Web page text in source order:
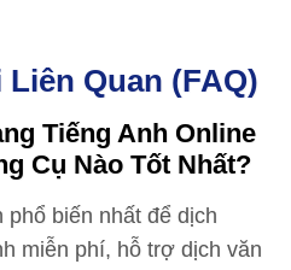
Quan (FAQ)
Tiếng Anh Online
Cụ Nào Tốt Nhất?
biến nhất để dịch
miễn phí, hỗ trợ dịch văn